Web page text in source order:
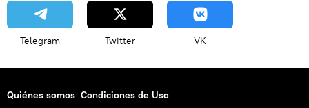
Telegram Twitter VK
Quiénes somos Condiciones de Uso